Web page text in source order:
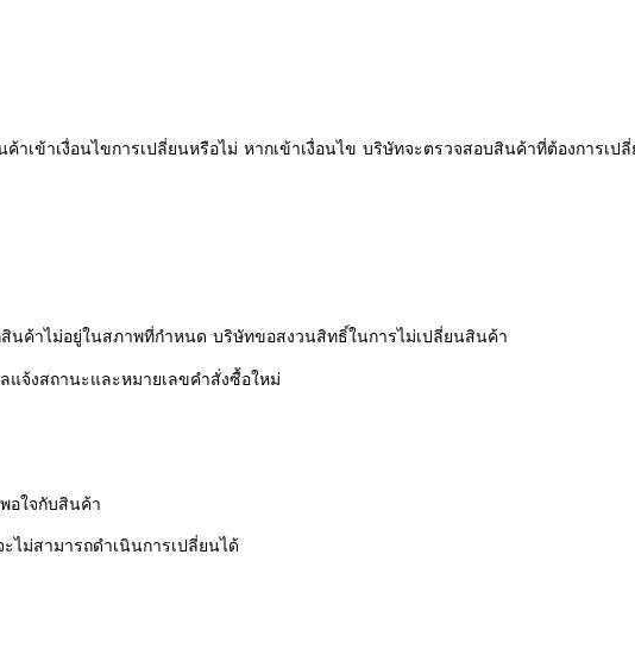
ข้าเงื่อนไขการเปลี่ยนหรือไม่ หากเข้าเงื่อนไข บริษัทจะตรวจสอบสินค้าที่ต้องการเป
ค้าไม่อยู่ในสภาพที่กำหนด บริษัทขอสงวนสิทธิ์ในการไม่เปลี่ยนสินค้า
แจ้งสถานะและหมายเลขคำสั่งซื้อใหม่
อใจกับสินค้า
ม่สามารถดำเนินการเปลี่ยนได้